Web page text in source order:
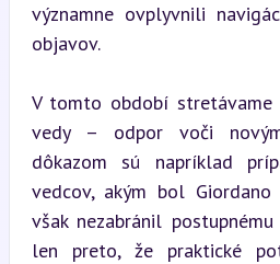
významne ovplyvnili
objavov.
V tomto období stretávame
vedy – odpor voči
dôkazom sú napríklad
vedcov, akým bol Giordano
však nezabránil
len preto, že praktické